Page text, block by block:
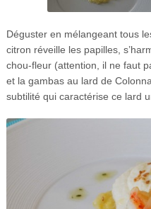
Déguster en mélangeant tous
citron réveille les papilles,
chou-fleur (attention, il ne faut
et la gambas au lard de
subtilité qui caractérise ce lard